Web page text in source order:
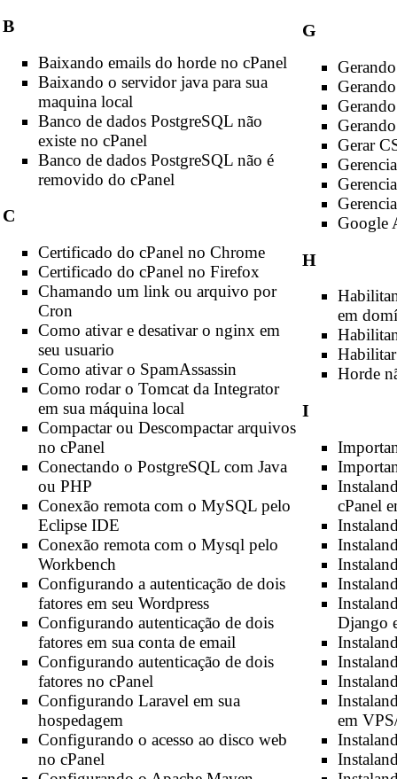
B
Baixando emails do horde no cPanel
Baixando o servidor java para sua
maquina local
Banco de dados PostgreSQL não
existe no cPanel
Banco de dados PostgreSQL não é
removido do cPanel
C
Certificado do cPanel no Chrome
Certificado do cPanel no Firefox
Chamando um link ou arquivo por
Cron
Como ativar e desativar o nginx em
seu usuario
Como ativar o SpamAssassin
Como rodar o Tomcat da Integrator
em sua máquina local
Compactar ou Descompactar arquivos
no cPanel
Conectando o PostgreSQL com Java
ou PHP
Conexão remota com o MySQL pelo
Eclipse IDE
Conexão remota com o Mysql pelo
Workbench
Configurando a autenticação de dois
fatores em seu Wordpress
Configurando autenticação de dois
fatores em sua conta de email
Configurando autenticação de dois
fatores no cPanel
Configurando Laravel em sua
hospedagem
Configurando o acesso ao disco web
no cPanel
G
Gerar
Google
H
em
Horde
I
cPanel
Django
em